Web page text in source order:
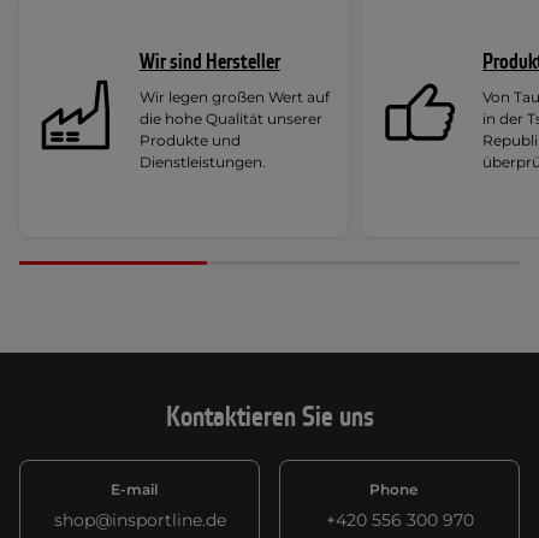
Wir sind Hersteller
Wir legen großen Wert auf
die hohe Qualität unserer
Produkte und
Dienstleistungen.
Von
in der
Kontaktieren Sie uns
E-mail
shop@insportline.de
Phone
+420 556 300 970